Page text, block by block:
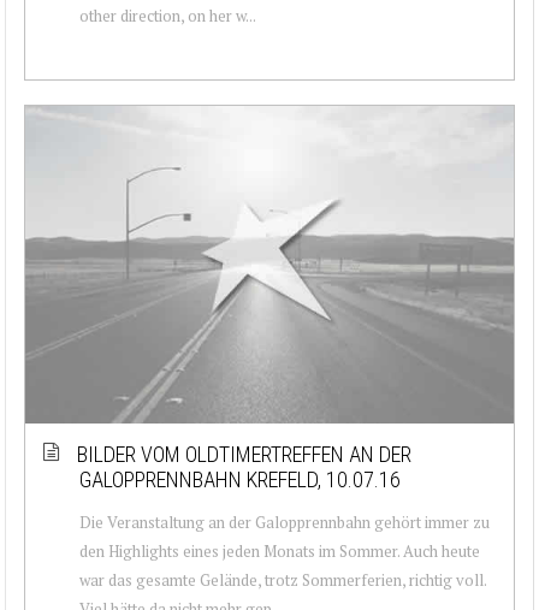
other direction, on her w...
BILDER VOM OLDTIMERTREFFEN AN DER
GALOPPRENNBAHN KREFELD, 10.07.16
Die Veranstaltung an der Galopprennbahn gehört immer zu
den Highlights eines jeden Monats im Sommer. Auch heute
war das gesamte Gelände, trotz Sommerferien, richtig voll.